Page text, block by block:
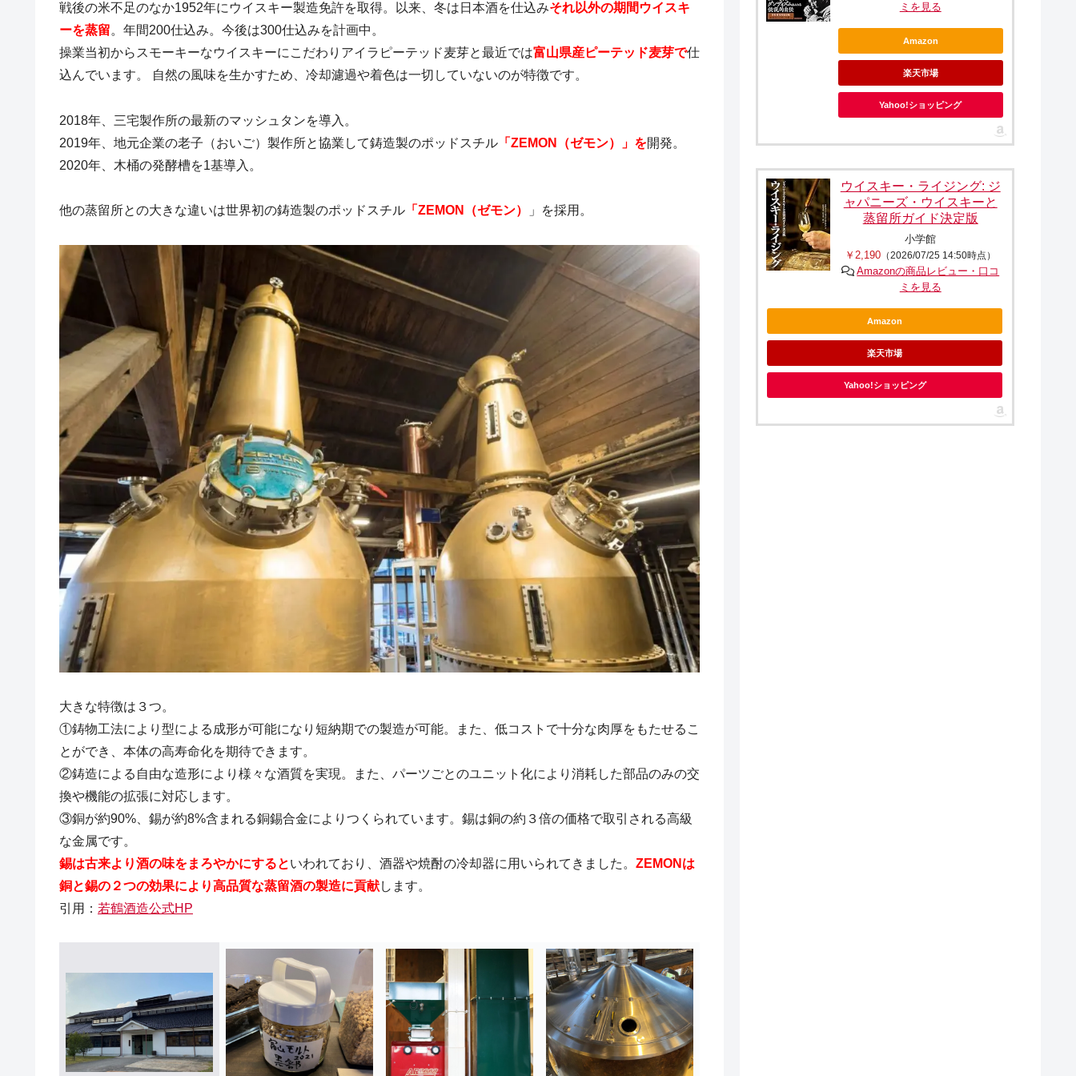
戦後の米不足のなか1952年にウイスキー製造免許を取得。以来、冬は日本酒を仕込みそれ以外の期間ウイスキ
ーを蒸留。年間200仕込み。今後は300仕込みを計画中。
操業当初からスモーキーなウイスキーにこだわりアイラピーテッド麦芽と最近では富山県産ピーテッド麦芽で仕
込んでいます。 自然の風味を生かすため、冷却濾過や着色は一切していないのが特徴です。
2018年、三宅製作所の最新のマッシュタンを導入。
2019年、地元企業の老子（おいご）製作所と協業して鋳造製のポッドスチル 「ZEMON（ゼモン）」を開発。
2020年、木桶の発酵槽を1基導入。
他の蒸留所との大きな違いは世界初の鋳造製のポッドスチル 「ZEMON（ゼモン） 」を採用。
大きな特徴は３つ。
①鋳物工法により型による成形が可能になり短納期での製造が可能。また、低コストで十分な肉厚をもたせるこ
とができ、本体の高寿命化を期待できます。
②鋳造による自由な造形により様々な酒質を実現。また、パーツごとのユニット化により消耗した部品のみの交
換や機能の拡張に対応します。
③銅が約90%、錫が約8%含まれる銅錫合金によりつくられています。錫は銅の約３倍の価格で取引される高級
な金属です。
錫は古来より酒の味をまろやかにするといわれており、酒器や焼酎の冷却器に用いられてきました。 ZEMONは
銅と錫の２つの効果により高品質な蒸留酒の製造に貢献します。
引用： 若鶴酒造公式HP
ミを見る
Amazon
楽天市場
Yahoo!ショッピング
ウイスキー・ライジング: ジ
ャパニーズ・ウイスキーと
蒸留所ガイド決定版
小学館
￥2,190 （2026/07/25 14:50時点）
Amazonの商品レビュー・口コ
ミを見る
Amazon
楽天市場
Yahoo!ショッピング